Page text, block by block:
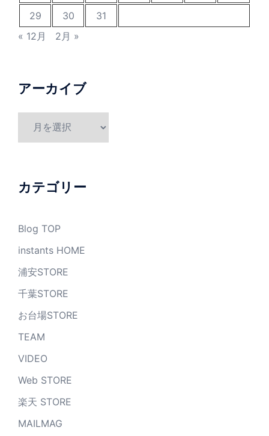
29
30
31
« 12月
2月 »
アーカイブ
ブ
カテゴリー
Blog TOP
instants HOME
浦安STORE
千葉STORE
お台場STORE
TEAM
VIDEO
Web STORE
楽天 STORE
MAILMAG